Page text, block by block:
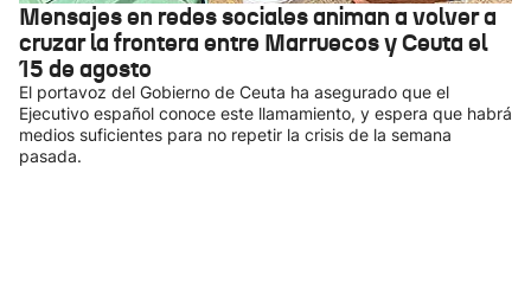
Mensajes en redes sociales animan a volver a
cruzar la frontera entre Marruecos y Ceuta el
15 de agosto
El portavoz del Gobierno de Ceuta ha asegurado que el
Ejecutivo español conoce este llamamiento, y espera que habrá
medios suficientes para no repetir la crisis de la semana
pasada.